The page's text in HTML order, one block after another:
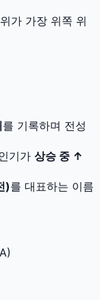
가 가장 위쪽 위
를 기록하며 전성
기가 상승 중 ↑
)를 대표하는 이름